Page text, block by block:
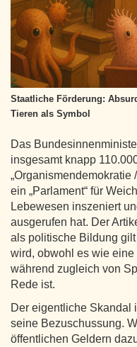
Staatliche Förderung:
Tieren als Symbol
Das
insgesamt knapp
„Organismendemokratie
ein „Parlament“ für
Lebewesen inszeniert
ausgerufen hat. Der
als politische Bildung
wird, obwohl es wie
während zugleich von
Rede ist.
Der eigentliche Skandal
seine Bezuschussung.
öffentlichen Geldern